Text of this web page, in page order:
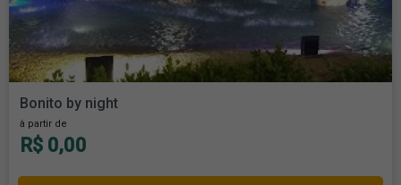
Bonito by night
à partir de
R$ 0,00